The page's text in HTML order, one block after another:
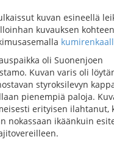
kuvan esineellä
kuvauksen
oli Suonenjoen
Kuvan varis oli
styroksilevyn
pienempiä paloja.
erityisen ilahtanut,
nokassaan ikäänkuin